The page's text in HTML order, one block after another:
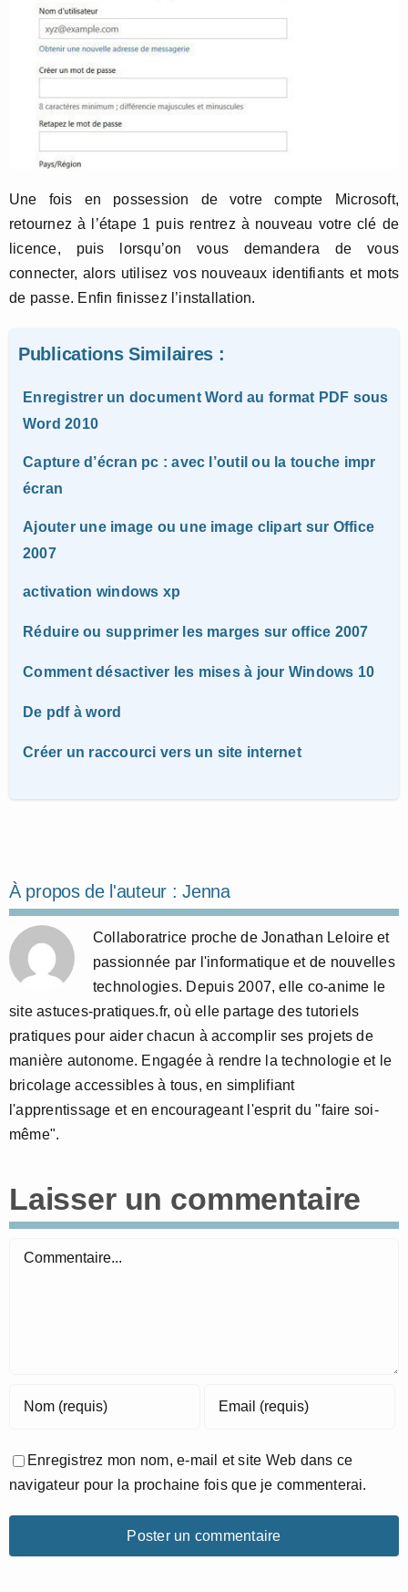
Une fois en possession de votre compte Microsoft,
retournez à l’étape 1 puis rentrez à nouveau votre clé de
licence, puis lorsqu’on vous demandera de vous
connecter, alors utilisez vos nouveaux identifiants et mots
de passe. Enfin finissez l’installation.
Publications Similaires :
Enregistrer un document Word au format PDF sous
Word 2010
Capture d’écran pc : avec l’outil ou la touche impr
écran
Ajouter une image ou une image clipart sur Office
2007
activation windows xp
Réduire ou supprimer les marges sur office 2007
Comment désactiver les mises à jour Windows 10
De pdf à word
Créer un raccourci vers un site internet
À propos de l'auteur :Jenna
Collaboratrice proche de Jonathan Leloire et
passionnée par l'informatique et de nouvelles
technologies. Depuis 2007, elle co-anime le
site astuces-pratiques.fr, où elle partage des tutoriels
pratiques pour aider chacun à accomplir ses projets de
manière autonome. Engagée à rendre la technologie et le
bricolage accessibles à tous, en simplifiant
l'apprentissage et en encourageant l'esprit du "faire soi-
même".
Laisser un commentaire
Commentaire
Enregistrez mon nom, e-mail et site Web dans ce
navigateur pour la prochaine fois que je commenterai.